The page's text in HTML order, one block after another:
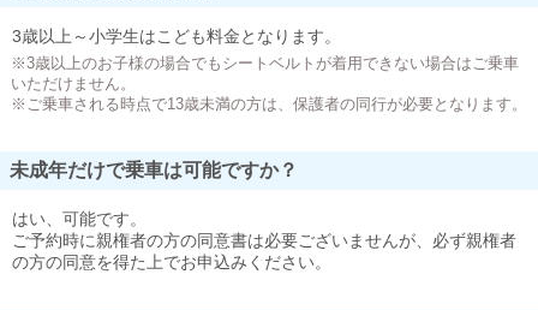
3歳以上～小学生はこども料金となります。
※3歳以上のお子様の場合でもシートベルトが着用できない場合はご乗車
いただけません。
※ご乗車される時点で13歳未満の方は、保護者の同行が必要となります。
未成年だけで乗車は可能ですか？
はい、可能です。
ご予約時に親権者の方の同意書は必要ございませんが、必ず親権者
の方の同意を得た上でお申込みください。